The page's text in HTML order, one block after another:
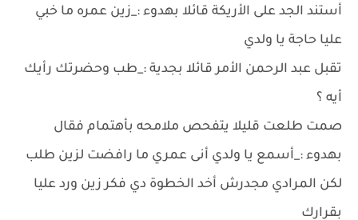
أستند الجد على الأريكة قائلا بهدوء :_زين عمره ما خبي
عليا حاجة يا ولدي
تقبل عبد الرحمن الأمر قائلا بجدية :_طب وحضرتك رأيك
أيه ؟
صمت طلعت قليلا يتفحص ملامحه بأهتمام فقال
بهدوء :_أسمع يا ولدي أنى عمري ما رافضت لزين طلب
لكن المرادي مجدرش أخد الخطوة دي فكر زين ورد عليا
بقرارك